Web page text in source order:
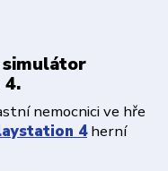
4.
nemocnici ve hře
4herní